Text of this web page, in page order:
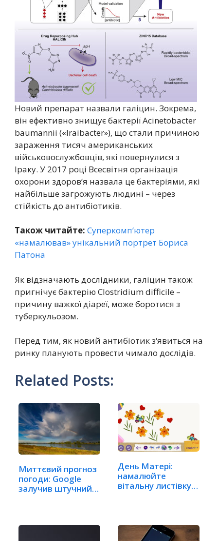
Новий препарат назвали галіцин. Зокрема,
він ефективно знищує бактерії Acinetobacter
baumannii («Iraibacter»), що стали причиною
зараження тисяч американських
військовослужбовців, які повернулися з
Іраку. У 2017 році Всесвітня організація
охорони здоров’я назвала це бактеріями, які
найбільше загрожують людині – через
стійкість до антибіотиків.
Також читайте: Суперкомп’ютер
«намалював» унікальний портрет Бориса
Патона
Як відзначають дослідники, галіцин також
пригнічує бактерію Clostridium difficile –
причину важкої діареї, може боротися з
туберкульозом.
Перед тим, як новий антибіотик з‘явиться на
ринку планують провести чимало дослідів.
Related Posts:
Миттєвий прогноз
погоди: Google
залучив штучний…
День Матері:
намалюйте
вітальну листівку у